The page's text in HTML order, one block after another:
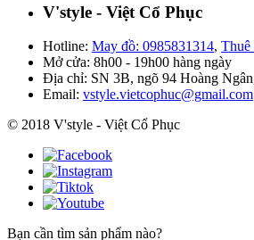
V'style - Việt Cổ Phục
Hotline: May đồ: 0985831314, Thuê
Mở cửa: 8h00 - 19h00 hàng ngày
Địa chỉ: SN 3B, ngõ 94 Hoàng
Email: vstyle.vietcophuc@gmail.com
© 2018 V'style - Việt Cổ Phục
Bạn cần tìm sản phẩm nào?